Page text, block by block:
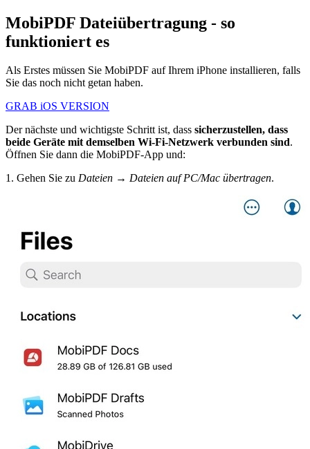
MobiPDF Dateiübertragung - so
funktioniert es
Als Erstes müssen Sie MobiPDF auf Ihrem iPhone installieren, falls
Sie das noch nicht getan haben.
GRAB iOS VERSION
Der nächste und wichtigste Schritt ist, dass sicherzustellen, dass
beide Geräte mit demselben Wi-Fi-Netzwerk verbunden sind.
Öffnen Sie dann die MobiPDF-App und:
1. Gehen Sie zu Dateien → Dateien auf PC/Mac übertragen.